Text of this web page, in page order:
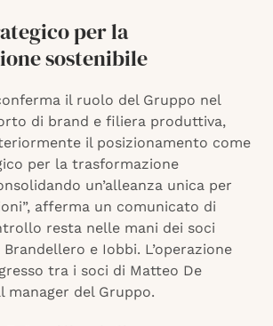
per la
sostenibile
il ruolo del Gruppo nel
di brand e filiera produttiva,
il posizionamento come
per la trasformazione
un’alleanza unica per
afferma un comunicato di
resta nelle mani dei soci
e Iobbi. L’operazione
tra i soci di Matteo De
manager del Gruppo.